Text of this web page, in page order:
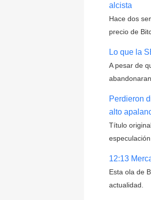
alcista
Hace dos
precio de
Lo que la
A pesar de
Perdieron
alto
Título
12:13
Esta ola de
actualidad.